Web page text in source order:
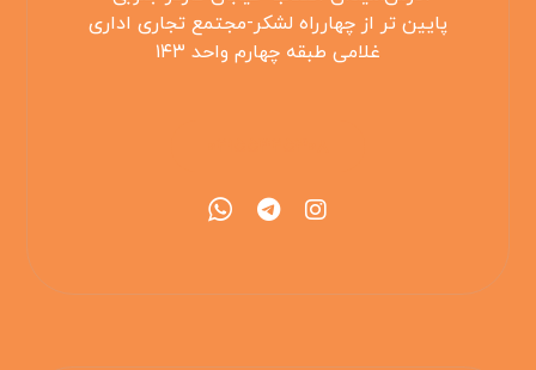
پایین تر از چهارراه لشکر-مجتمع تجاری اداری
غلامی طبقه چهارم واحد ۱۴۳